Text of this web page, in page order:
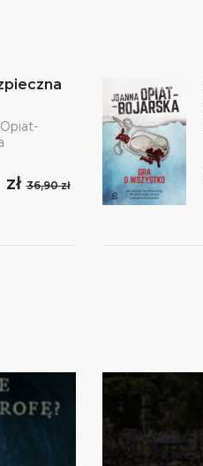
zł36,90 zł